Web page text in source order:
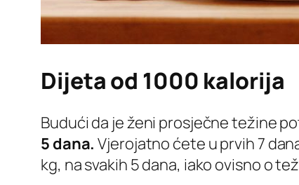
Dijeta od 1000 kalorija
Budući da je ženi prosječne težine
5 dana. Vjerojatno ćete u prvih 7
kg, na svakih 5 dana, iako ovisno o